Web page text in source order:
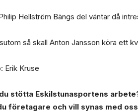
Hellström Bängs del väntar då
så skall Anton Jansson köra ett
Erik Kruse
stötta Eskilstunasportens
företagare och vill synas med